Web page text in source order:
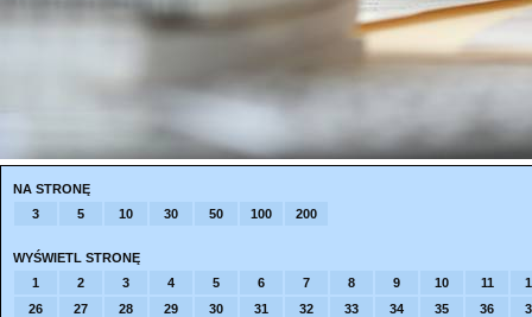
NA STRONĘ
3
5 10 30 50 100 200
WYŚWIETL STRONĘ
1
2 3 4 5 6 7 8 9 10 11
26
27 28 29 30 31 32 33 34 35 36